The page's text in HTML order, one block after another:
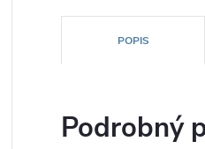
POPIS
Podrobný